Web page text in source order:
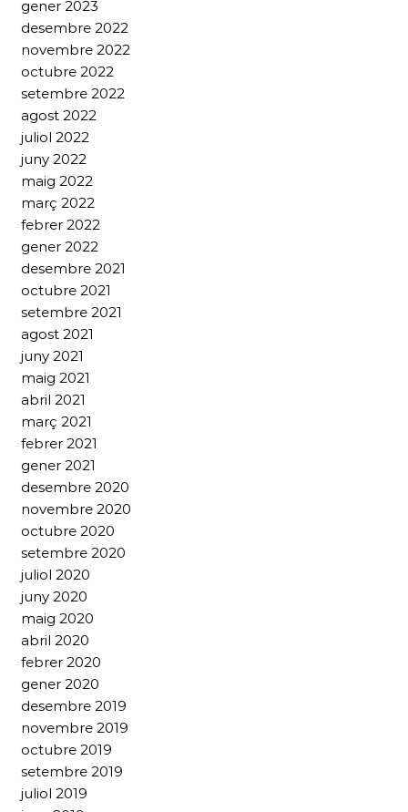
gener 2023
desembre 2022
novembre 2022
octubre 2022
setembre 2022
agost 2022
juliol 2022
juny 2022
maig 2022
març 2022
febrer 2022
gener 2022
desembre 2021
octubre 2021
setembre 2021
agost 2021
juny 2021
maig 2021
abril 2021
març 2021
febrer 2021
gener 2021
desembre 2020
novembre 2020
octubre 2020
setembre 2020
juliol 2020
juny 2020
maig 2020
abril 2020
febrer 2020
gener 2020
desembre 2019
novembre 2019
octubre 2019
setembre 2019
juliol 2019